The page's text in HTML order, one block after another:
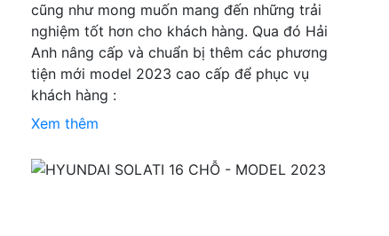
cũng như mong muốn mang đến những trải
nghiệm tốt hơn cho khách hàng. Qua đó Hải
Anh nâng cấp và chuẩn bị thêm các phương
tiện mới model 2023 cao cấp để phục vụ
khách hàng :
Xem thêm